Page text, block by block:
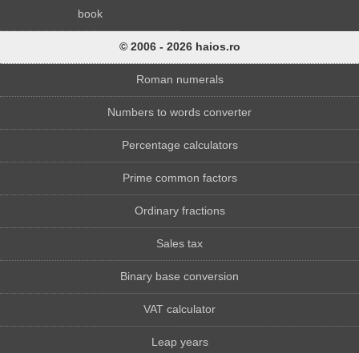
book
© 2006 - 2026 haios.ro
Roman numerals
Numbers to words converter
Percentage calculators
Prime common factors
Ordinary fractions
Sales tax
Binary base conversion
VAT calculator
Leap years